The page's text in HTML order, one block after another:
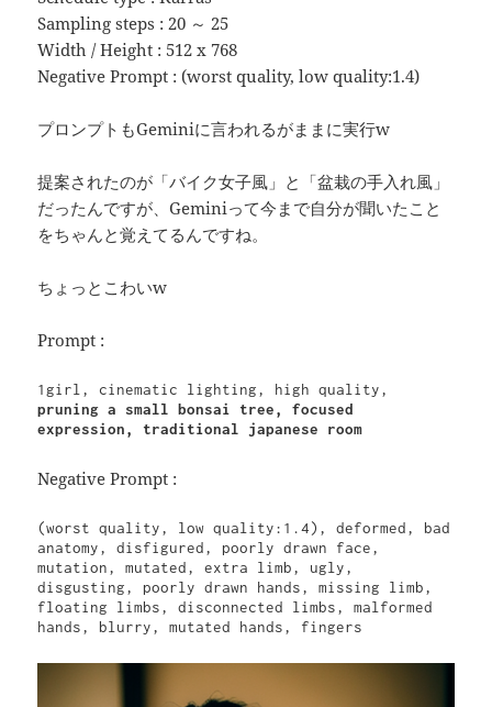
Sampling steps : 20 ～ 25
Width / Height : 512 x 768
Negative Prompt : (worst quality, low quality:1.4)
プロンプトもGeminiに言われるがままに実行w
提案されたのが「バイク女子風」と「盆栽の手入れ風」
だったんですが、Geminiって今まで自分が聞いたこと
をちゃんと覚えてるんですね。
ちょっとこわいw
Prompt :
pruning a small bonsai tree, focused
expression, traditional japanese room
Negative Prompt :
(worst quality, low quality:1.4), deformed, bad
anatomy, disfigured, poorly drawn face,
mutation, mutated, extra limb, ugly,
disgusting, poorly drawn hands, missing limb,
floating limbs, disconnected limbs, malformed
hands, blurry, mutated hands, fingers